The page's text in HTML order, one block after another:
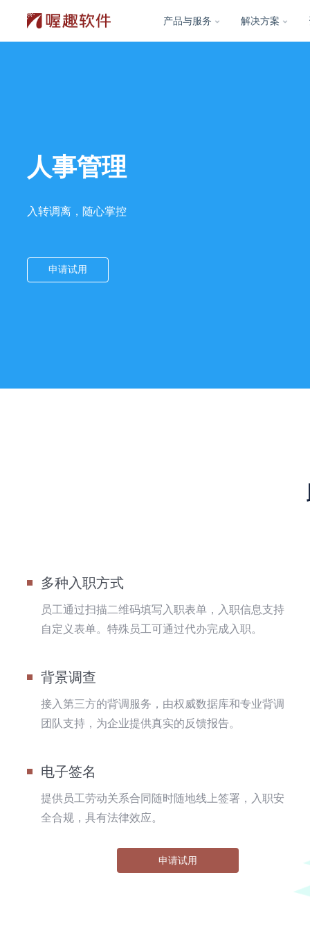
产品与服务 解决方案
人事管理
入转调离，随心掌控
申请试用
多种入职方式
员工通过扫描二维码填写入职表单，入职信息支持
自定义表单。特殊员工可通过代办完成入职。
背景调查
接入第三方的背调服务，由权威数据库和专业背调
团队支持，为企业提供真实的反馈报告。
电子签名
提供员工劳动关系合同随时随地线上签署，入职安
全合规，具有法律效应。
申请试用